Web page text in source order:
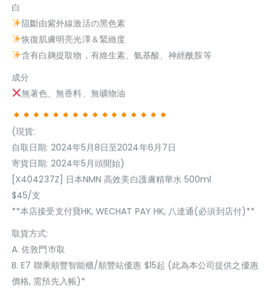
白
阻斷由紫外線激活の黑色素
恢復肌膚明亮光澤＆緊緻度
含有白麹提取物，有維生素、氨基酸、神經酰胺等
成分
無著色、無香料、無礦物油
(現貨:
自取日期: 2024年5月8日至2024年6月7日
寄貨日期: 2024年5月頭開始)
[X404237Z] 日本NMN 高效美白護膚精華水 500ml
$45/支
**本店接受支付寶HK, WECHAT PAY HK, 八達通(必須到店付)**
取貨方式:
A. 佐敦門巿取
B. E7 聯乘順豐智能櫃/順豐站優惠 $15起 (此為本公司提供之優惠
價格, 需預先入帳)*